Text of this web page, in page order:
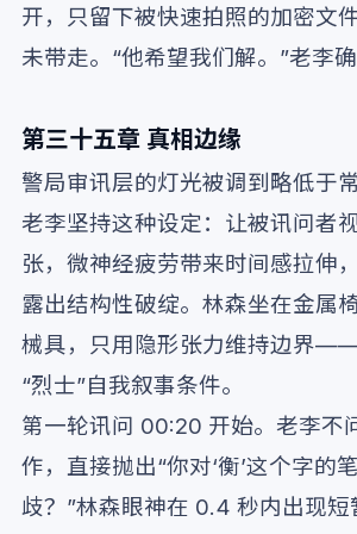
开，只留下被快速拍照的加密
未带走。“他希望我们解。”老李确
第三十五章 真相边缘
警局审讯层的灯光被调到略低于常
老李坚持这种设定：让被讯问者
张，微神经疲劳带来时间感拉伸
露出结构性破绽。林森坐在金属
械具，只用隐形张力维持边界
“烈士”自我叙事条件。
第一轮讯问 00:20 开始。老李不
作，直接抛出“你对‘衡’这个字的
歧？”林森眼神在 0.4 秒内出现短